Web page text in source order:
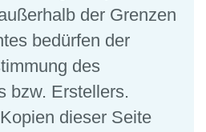
der Grenzen
bedürfen der
des
bzw. Erstellers.
dieser Seite